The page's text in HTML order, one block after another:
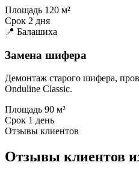
Площадь 120 м²
Срок 2 дня
📍 Балашиха
Замена шифера
Демонтаж старого шифера,
Onduline Classic.
Площадь 90 м²
Срок 1 день
Отзывы клиентов
Отзывы клиентов